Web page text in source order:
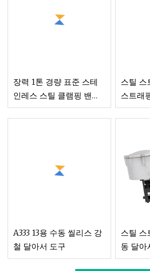
장력 1톤 경량 표준 스테
인레스 스틸 클램핑 밴딩
스트래핑 도구
스틸 스
스트래
A333 13용 수동 씰리스 강
철 달아서 도구
스틸
동 달아